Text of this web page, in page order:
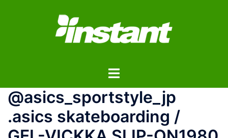
ス
ト
ル
ニ
ュ
@asics_sportstyle_jp
.asics skateboarding /